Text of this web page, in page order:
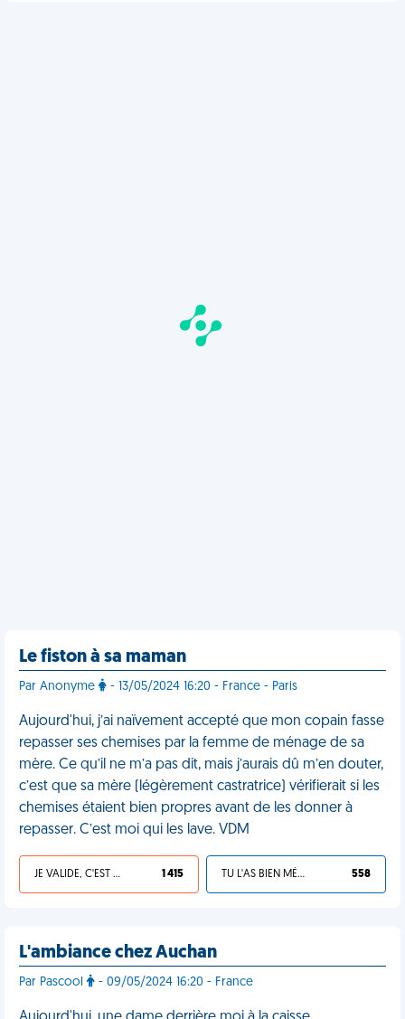
Le fiston à sa maman
Par Anonyme - 13/05/2024 16:20 - France - Paris
Aujourd'hui, j’ai naïvement accepté que mon copain fasse
repasser ses chemises par la femme de ménage de sa
mère. Ce qu’il ne m’a pas dit, mais j’aurais dû m’en douter,
c’est que sa mère (légèrement castratrice) vérifierait si les
chemises étaient bien propres avant de les donner à
repasser. C’est moi qui les lave. VDM
JE VALIDE, C'EST UNE VDM 1 415 TU L'AS BIEN MÉRITÉ 558
L'ambiance chez Auchan
Par Pascool - 09/05/2024 16:20 - France